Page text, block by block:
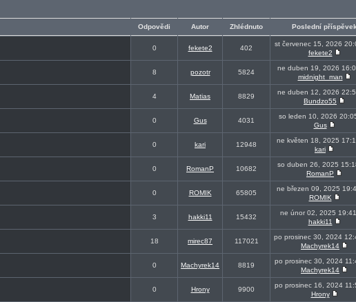
Odpovědi Autor Zhlédnuto Poslední příspěvek
0 fekete2 402
st červenec 15, 2026
fekete2
8 pozotr 5824
ne duben 19, 2026
midnight_man
4 Matias 8829
ne duben 12, 2026
Bundzo55
0 Gus 4031
so leden 10, 2026
Gus
0 kari 12948
ne květen 18, 2025
kari
0 RomanP 10682
so duben 26, 2025
RomanP
0 ROMIK 65805
ne březen 09, 2025
ROMIK
3 hakki11 15432
ne únor 02, 2025
hakki11
18 mirec87 117021
po prosinec 30, 2024
Machyrek14
0 Machyrek14 8819
po prosinec 30, 2024
Machyrek14
0 Hrony 9900
po prosinec 16, 2024
Hrony